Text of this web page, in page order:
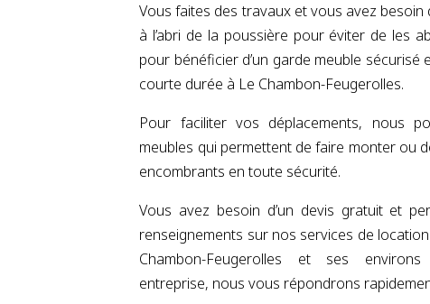
Vous faites des travaux et vous avez besoin
à l’abri de la poussière pour éviter de les
pour bénéficier d’un garde meuble
courte durée à Le Chambon-Feugerolles.
Pour faciliter vos déplacements, nous
meubles qui permettent de faire monter ou
encombrants en toute sécurité.
Vous avez besoin d’un devis gratuit et
renseignements sur nos services de
Chambon-Feugerolles et ses
entreprise, nous vous répondrons